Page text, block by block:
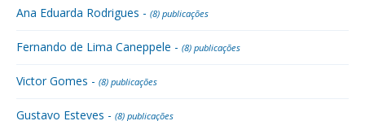
Ana Eduarda Rodrigues - (8) publicações
Fernando de Lima Caneppele - (8) publicações
Victor Gomes - (8) publicações
Gustavo Esteves - (8) publicações